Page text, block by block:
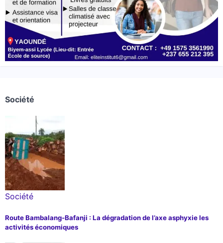
Société
Société
Route Bambalang-Bafanji : La dégradation de l’axe asphyxie les
activités économiques